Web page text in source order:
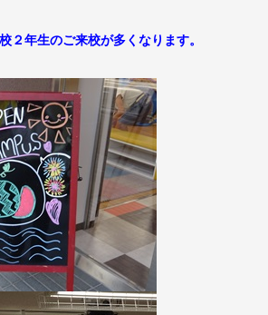
２年生のご来校が多くなります。